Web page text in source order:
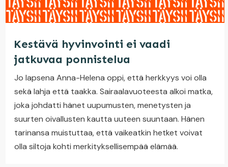
Kestävä hyvinvointi ei vaadi
jatkuvaa ponnistelua
Jo lapsena Anna-Helena oppi, että herkkyys voi olla
sekä lahja että taakka. Sairaalavuoteesta alkoi matka,
joka johdatti hänet uupumusten, menetysten ja
suurten oivallusten kautta uuteen suuntaan. Hänen
tarinansa muistuttaa, että vaikeatkin hetket voivat
olla siltoja kohti merkityksellisempää elämää.